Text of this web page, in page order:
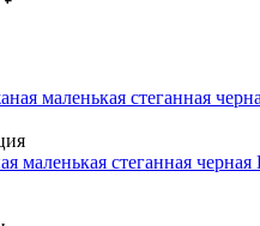
маленькая стеганная черная